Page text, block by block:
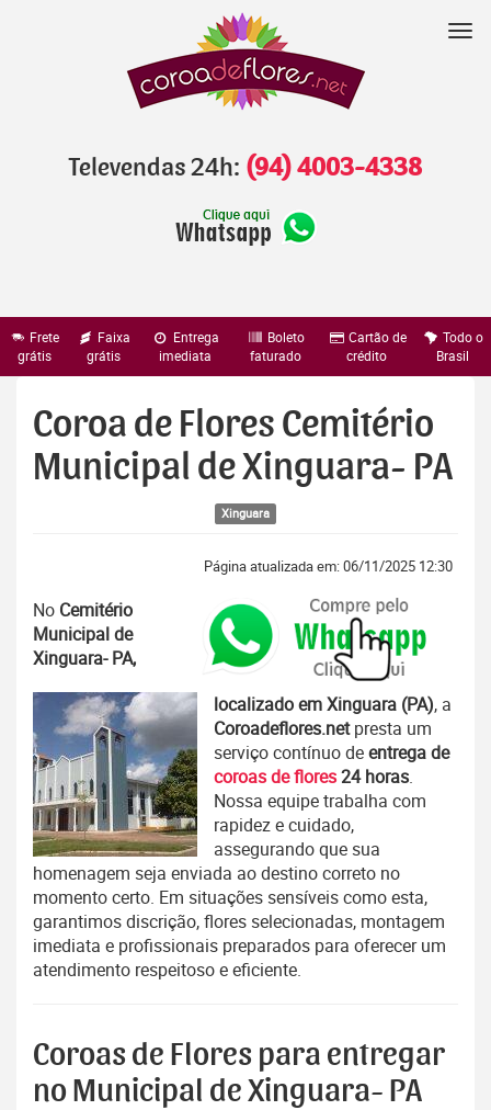
Televendas 24h: (94) 4003-4338
Frete
grátis
Faixa
grátis
Entrega
imediata
Boleto
faturado
Cartão de
crédito
Todo o
Brasil
Coroa de Flores Cemitério
Municipal de Xinguara- PA
Xinguara
Página atualizada em: 06/11/2025 12:30
No Cemitério
Municipal de
Xinguara- PA,
localizado em Xinguara (PA), a
Coroadeflores.netpresta um
serviço contínuo deentrega de
coroas de flores24 horas.
Nossa equipe trabalha com
rapidez e cuidado,
assegurando que sua
homenagem seja enviada ao destino correto no
momento certo. Em situações sensíveis como esta,
garantimos discrição, flores selecionadas, montagem
imediata e profissionais preparados para oferecer um
atendimento respeitoso e eficiente.
Coroas de Flores para entregar
no Municipal de Xinguara- PA